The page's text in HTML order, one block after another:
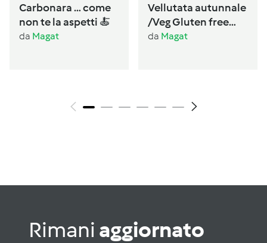
Carbonara … come
non te la aspetti 🍝
da Magat
Vellutata autunnale
/Veg Gluten free
Lactos free
da Magat
Rimani aggiornato